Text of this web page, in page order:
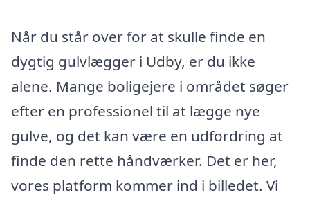
Når du står over for at skulle finde en
dygtig gulvlægger i Udby, er du ikke
alene. Mange boligejere i området søger
efter en professionel til at lægge nye
gulve, og det kan være en udfordring at
finde den rette håndværker. Det er her,
vores platform kommer ind i billedet. Vi